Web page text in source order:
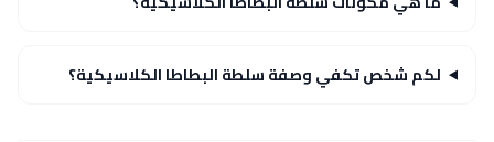
لكم شخص تكفي وصفة سلطة البطاطا الكلاسيكية؟